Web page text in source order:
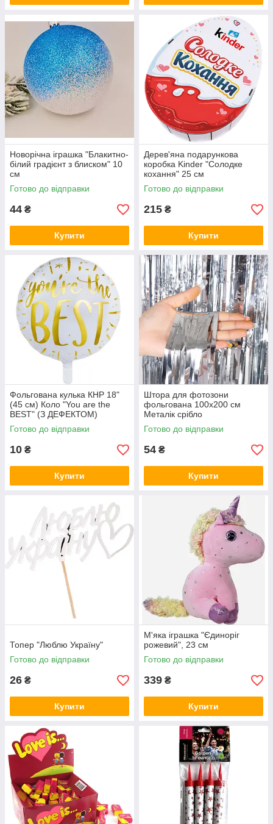
Новорічна іграшка "Блакитно-
білий градієнт з блиском" 10
см
Готово до відправки
44 ₴
Купити
Дерев'яна подарункова
коробка Kinder "Солодке
кохання" 25 см
Готово до відправки
215 ₴
Купити
Фольгована кулька КНР 18"
(45 см) Коло "You are the
BEST" (З ДЕФЕКТОМ)
Готово до відправки
10 ₴
Купити
Штора для фотозони
фольгована 100х200 см
Металік срібло
Готово до відправки
54 ₴
Купити
Топер "Люблю Україну"
Готово до відправки
26 ₴
Купити
М'яка іграшка "Єдиноріг
рожевий", 23 см
Готово до відправки
339 ₴
Купити